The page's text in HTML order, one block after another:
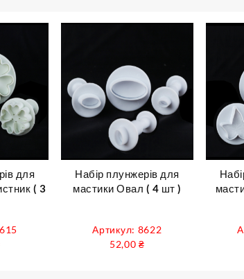
для
( 3
Набір плунжерів для
мастики Овал ( 4 шт )
Артикул: 8622
52,00₴